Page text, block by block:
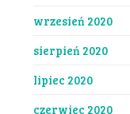
wrzesień 2020
sierpień 2020
lipiec 2020
czerwiec 2020